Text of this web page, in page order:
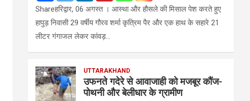
Shareहरिद्वार, 06 अगस्त । आस्था और हौसले की मिसाल पेश करते हुए
हापुड़ निवासी 29 वर्षीय गौरव शर्मा कृत्रिम पैर और एक हाथ के सहारे 21
लीटर गंगाजल लेकर कांवड़…
UTTARAKHAND
उफनते गदेरे से आवाजाही को मजबूर कौंज-
पोथनी और बेलीधार के ग्रामीण